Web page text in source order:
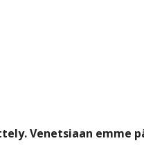
Venetsiaan emme